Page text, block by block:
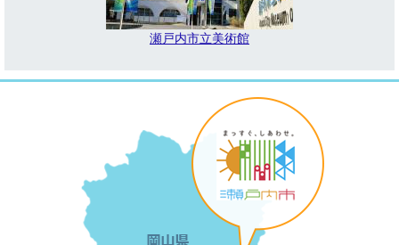
瀬戸内市立美術館